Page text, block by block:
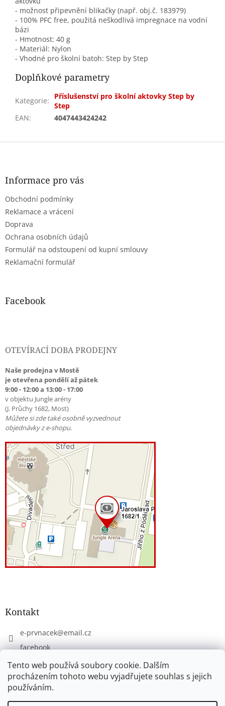
Tento web používá soubory cookie. Dalším
procházením tohoto webu vyjadřujete souhlas s jejich
používáním.
- možnost připevnění blikačky (např. obj.č. 183979)
- 100% PFC free, použitá neškodlivá impregnace na vodní
bázi
- Hmotnost: 40 g
- Materiál: Nylon
- Vhodné pro školní batoh: Step by Step
Doplňkové parametry
Kategorie:
Příslušenství pro školní aktovky Step by
Step
EAN: 4047443424242
Z
Informace pro vás
Obchodní podmínky
Reklamace a vrácení
Doprava
Ochrana osobních údajů
Formulář na odstoupení od kupní smlouvy
Reklamační formulář
Facebook
OTEVÍRACÍ DOBA PRODEJNY
Naše prodejna v Mostě
je otevřena pondělí až pátek
9:00 - 12:00 a 13:00 - 17:00
v objektu Jungle arény
(J. Průchy 1682, Most)
Můžete si zde také osobně vyzvednout
objednávky z e-shopu.
Kontakt
e-prvnacek@email.cz
facebook
eprvnacek